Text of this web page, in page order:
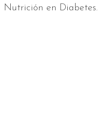
Nutrición en Diabetes.